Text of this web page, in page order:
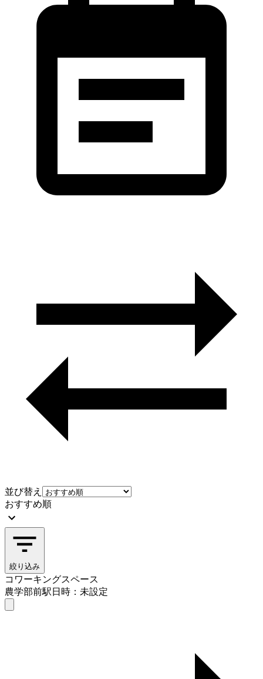
並び替え
おすすめ順
絞り込み
コワーキングスペース
農学部前駅日時：未設定